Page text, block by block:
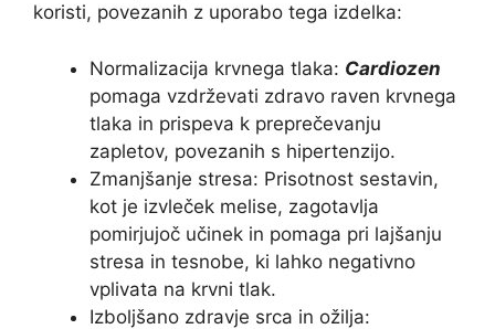
koristi, povezanih z uporabo tega izdelka:
Normalizacija krvnega tlaka: Cardiozen
pomaga vzdrževati zdravo raven krvnega
tlaka in prispeva k preprečevanju
zapletov, povezanih s hipertenzijo.
Zmanjšanje stresa: Prisotnost sestavin,
kot je izvleček melise, zagotavlja
pomirjujoč učinek in pomaga pri lajšanju
stresa in tesnobe, ki lahko negativno
vplivata na krvni tlak.
Izboljšano zdravje srca in ožilja: